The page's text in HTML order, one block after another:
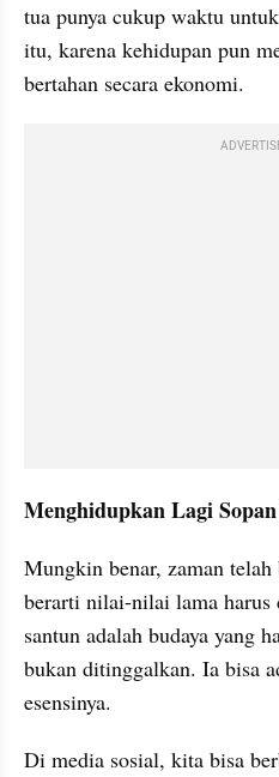
tua punya cukup waktu
itu, karena kehidupan pun
bertahan secara ekonomi.
Menghidupkan Lagi
Mungkin benar, zaman
berarti nilai-nilai lama harus
santun adalah budaya yang
bukan ditinggalkan. Ia bisa
esensinya.
Di media sosial, kita bisa